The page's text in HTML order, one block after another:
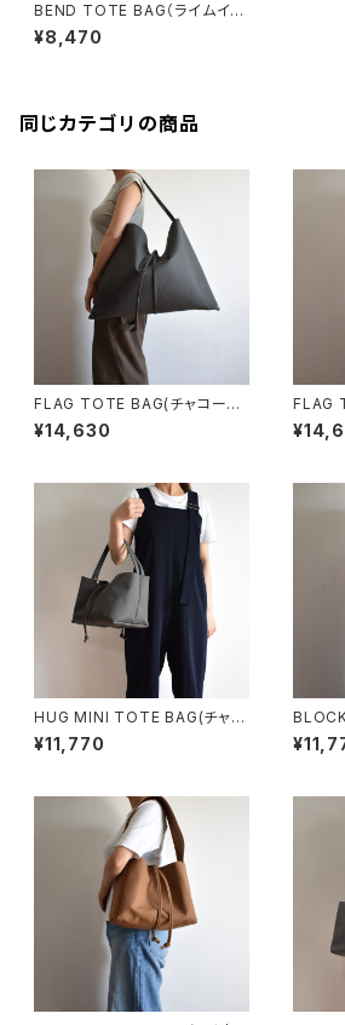
BEND TOTE BAG（ライムイエ
ロー）
¥8,470
同じカテゴリの商品
FLAG TOTE BAG(チャコール/
グレー)
¥14,630
FLAG
ン)
HUG MINI TOTE BAG(チャコ
ール/グレー)
¥11,770
ー/ブラ